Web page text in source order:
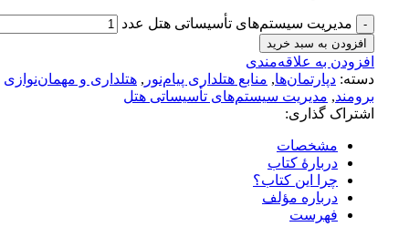
مدیریت سیستم‌‌های تأسیساتی هتل عدد
افزودن به سبد خرید
افزودن به علاقه‌مندی
دسته: دپارتمان‌ها, منابع هتلداری پیام‌نور , هتلداری و مهمان‌نوازی
برومند, مدیریت سیستم‌های تأسیساتی هتل
اشتراک گذاری:
مشخصات
دربارهٔ کتاب
چرا این کتاب؟
درباره مؤلف
فهرست